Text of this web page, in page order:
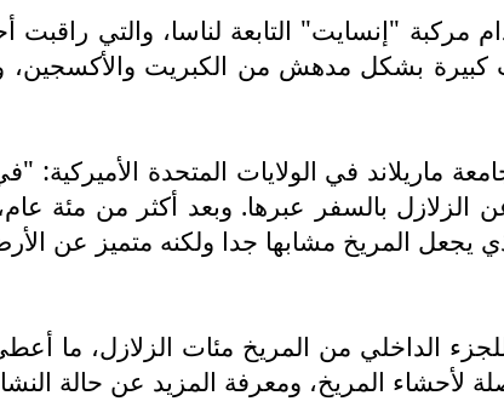
مركبة "إنسايت" التابعة لناسا، والتي
كبيرة بشكل مدهش من الكبريت والأكسجين،
الزلازل بالسفر عبرها. وبعد أكثر من مئة
يجعل المريخ مشابها جدا ولكنه متميز عن
الداخلي من المريخ مئات الزلازل، ما
لأحشاء المريخ، ومعرفة المزيد عن حالة